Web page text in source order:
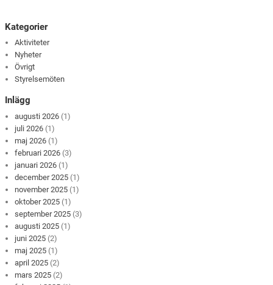
Kategorier
Aktiviteter
Nyheter
Övrigt
Styrelsemöten
Inlägg
augusti 2026 (1)
juli 2026 (1)
maj 2026 (1)
februari 2026 (3)
januari 2026 (1)
december 2025 (1)
november 2025 (1)
oktober 2025 (1)
september 2025 (3)
augusti 2025 (1)
juni 2025 (2)
maj 2025 (1)
april 2025 (2)
mars 2025 (2)